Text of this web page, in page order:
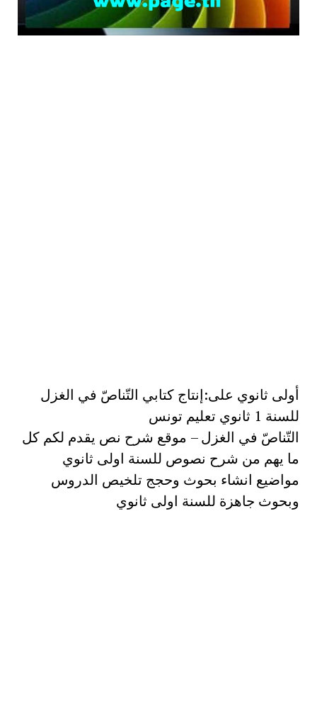
أولى ثانوي على:إنتاج كتابي التّناصّ في الغزل
للسنة 1 ثانوي تعليم تونس
التّناصّ في الغزل – موقع شرح نص يقدم لكم كل
ما يهم من شرح نصوص للسنة اولى ثانوي
مواضيع انشاء بحوث وحجج تلخيص الدروس
وبحوث جاهزة للسنة اولى ثانوي